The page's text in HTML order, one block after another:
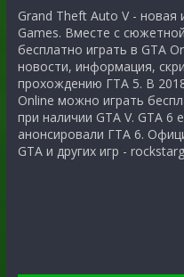
Grand Theft Auto V - новая
Games. Вместе с
бесплатно играть в GTA
новости, информация,
прохождению ГТА 5. В
Online можно играть
при наличии GTA V. GTA
анонсировали ГТА 6.
GTA и других игр -